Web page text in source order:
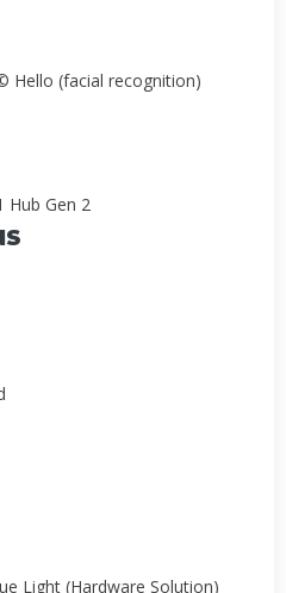
Hello (facial recognition)
Hub Gen 2
Light (Hardware Solution)